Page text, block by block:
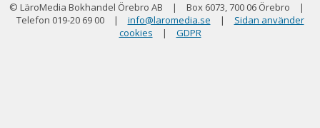
© LäroMedia Bokhandel Örebro AB | Box 6073, 700 06 Örebro
|
Telefon 019-20 69 00
| info@laromedia.se |
Sidan använder
cookies
| GDPR